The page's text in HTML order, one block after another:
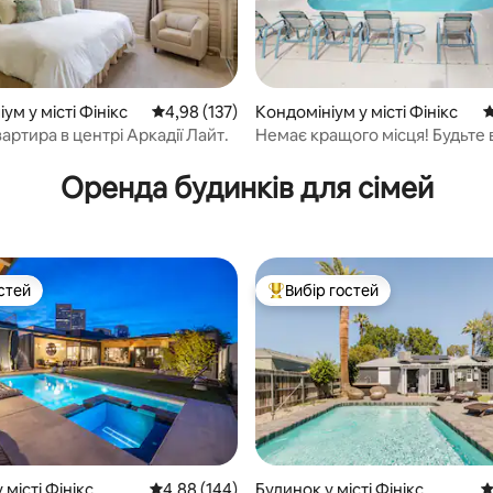
відгуки: 241
у місті Фінікс Середня оцінка: 4,98 з 5, відгуки: 137
4,98 (137)
в центрі Аркадії Лайт.
Кондомініум у місті Фінікс
Немає кращого місця! Будьте
Оренда будинків для сімей
Топ вибір гостей
Вибір гостей